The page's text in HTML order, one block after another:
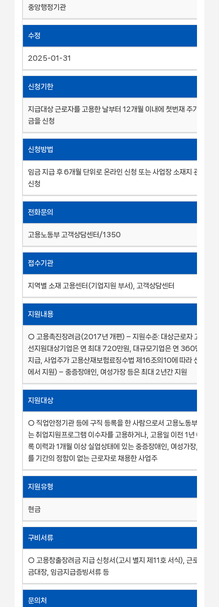
중앙행정기관
수정
2025-01-31
신청기한
지급대상 근로자를 고용한 날부터 12개월 이내에 첫번재 주기 고용
금을 신청
신청방법
임금 지급 후 6개월 단위로 온라인 신청 또는 사업장 소재지 관할 고
신청
전화문의
고용노동부 고객상담센터/1350
접수기관
지역별 소재 고용센터(기업지원 부서), 고객상담센터
지원내용
○ 고용촉진장려금(2017년 개편) – 지원수준: 대상근로자 고용시 1
선지원대상기업은 연 최대 720만원, 대규모기업은 연 360만원(6
지급, 사업주가 고용산재보험료징수법 제16조의10에 따라 신고한
에서 지원) – 중증장애인, 여성가장 등은 최대 2년간 지원
지원대상
○ 직업안정기관 등에 구직 등록을 한 사람으로서 고용노동부 장관
는 취업지원프로그램 이수자를 고용하거나, 고용일 이전 1년 이내에
록 이력과 1개월 이상 실업상태에 있는 중증장애인, 여성가장, 섬지
를 기간의 정함이 없는 근로자로 채용한 사업주
지원유형
현금
구비서류
○ 고용창출장려금 지급 신청서(고시 별지 제11호 서식), 근로계약
금대장, 임금지급증빙서류 등
문의처